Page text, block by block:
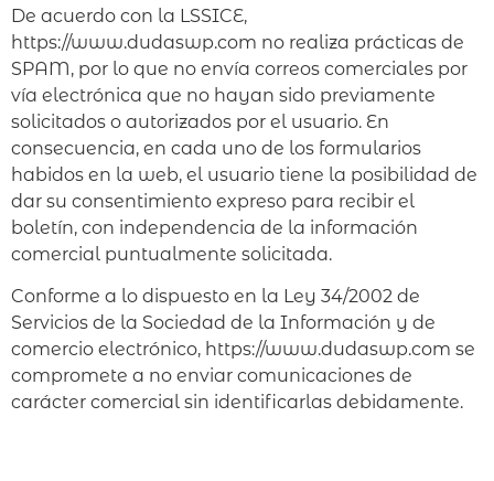
De acuerdo con la LSSICE,
https://www.dudaswp.com no realiza prácticas de
SPAM, por lo que no envía correos comerciales por
vía electrónica que no hayan sido previamente
solicitados o autorizados por el usuario. En
consecuencia, en cada uno de los formularios
habidos en la web, el usuario tiene la posibilidad de
dar su consentimiento expreso para recibir el
boletín, con independencia de la información
comercial puntualmente solicitada.
Conforme a lo dispuesto en la Ley 34/2002 de
Servicios de la Sociedad de la Información y de
comercio electrónico, https://www.dudaswp.com se
compromete a no enviar comunicaciones de
carácter comercial sin identificarlas debidamente.